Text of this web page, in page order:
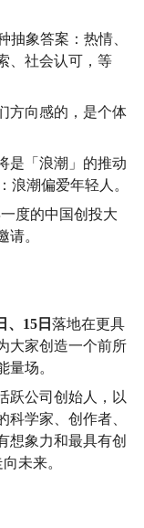
抽象答案：热情、
、社会认可，等
方向感的，是个体
是「浪潮」的推动
浪潮偏爱年轻人。
度的中国创投大
请。
、15日落地在更具
大家创造一个前所
量场。
跃公司创始人，以
科学家、创作者、
象力和最具有创
未来。